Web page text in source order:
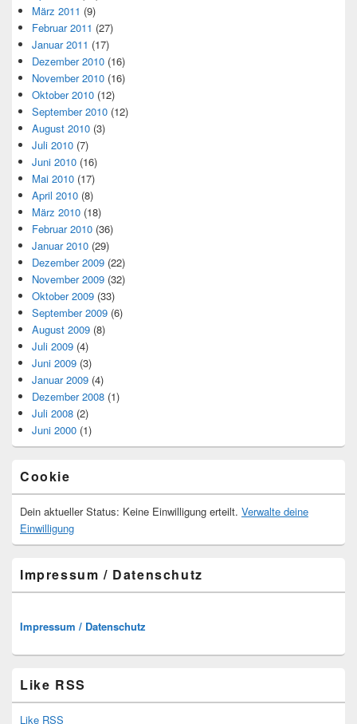
März 2011 (9)
Februar 2011 (27)
Januar 2011 (17)
Dezember 2010 (16)
November 2010 (16)
Oktober 2010 (12)
September 2010 (12)
August 2010 (3)
Juli 2010 (7)
Juni 2010 (16)
Mai 2010 (17)
April 2010 (8)
März 2010 (18)
Februar 2010 (36)
Januar 2010 (29)
Dezember 2009 (22)
November 2009 (32)
Oktober 2009 (33)
September 2009 (6)
August 2009 (8)
Juli 2009 (4)
Juni 2009 (3)
Januar 2009 (4)
Dezember 2008 (1)
Juli 2008 (2)
Juni 2000 (1)
Cookie
Dein aktueller Status: Keine Einwilligung erteilt. Verwalte deine
Einwilligung
Impressum / Datenschutz
Impressum / Datenschutz
Like RSS
Like RSS